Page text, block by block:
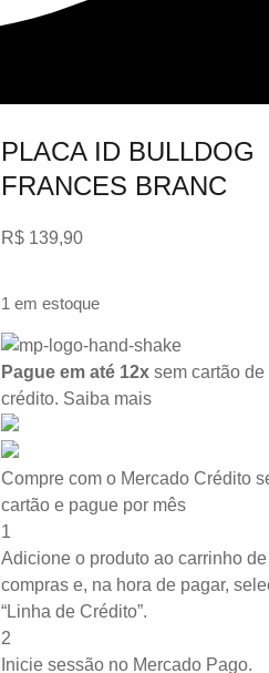
PLACA ID BULLDOG
FRANCES BRANC
R$ 139,90
1 em estoque
Pague em até 12x sem cartão de
crédito. Saiba mais
Compre com o Mercado Crédito
cartão e pague por mês
1
Adicione o produto ao carrinho de
compras e, na hora de pagar,
“Linha de Crédito”.
2
Inicie sessão no Mercado Pago.